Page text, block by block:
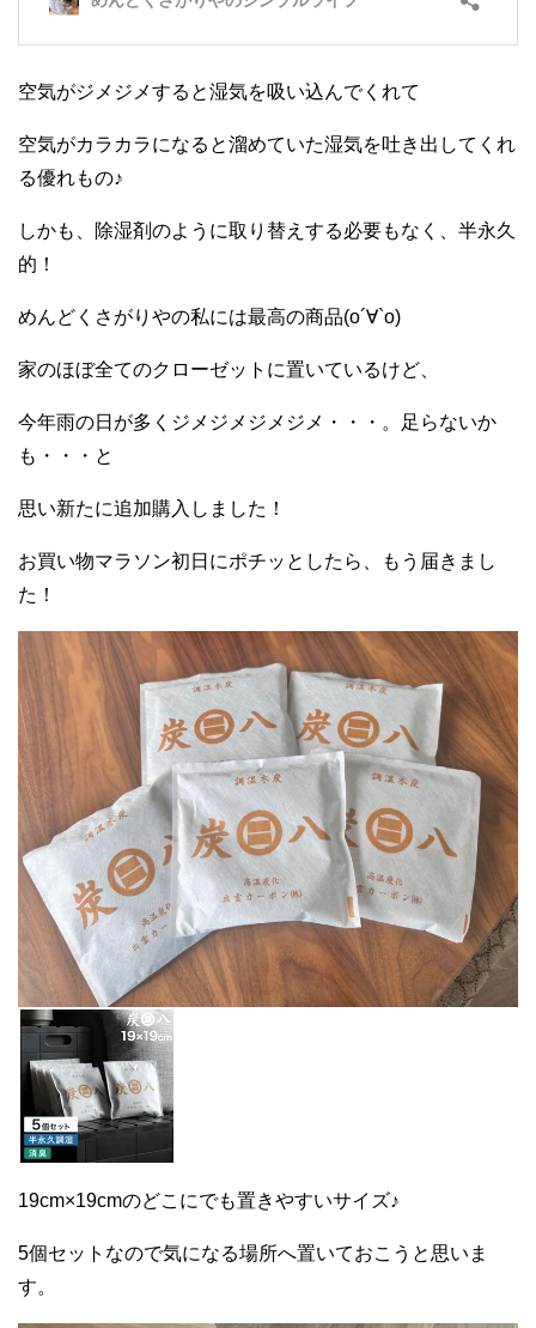
空気がジメジメすると湿気を吸い込んでくれて
空気がカラカラになると溜めていた湿気を吐き出してくれ
る優れもの♪
しかも、除湿剤のように取り替えする必要もなく、半永久
的！
めんどくさがりやの私には最高の商品(о´∀`о)
家のほぼ全てのクローゼットに置いているけど、
今年雨の日が多くジメジメジメジメ・・・。足らないか
も・・・と
思い新たに追加購入しました！
お買い物マラソン初日にポチッとしたら、もう届きまし
た！
19cm×19cmのどこにでも置きやすいサイズ♪
5個セットなので気になる場所へ置いておこうと思いま
す。